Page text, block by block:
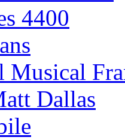
4400
Musical
Dallas